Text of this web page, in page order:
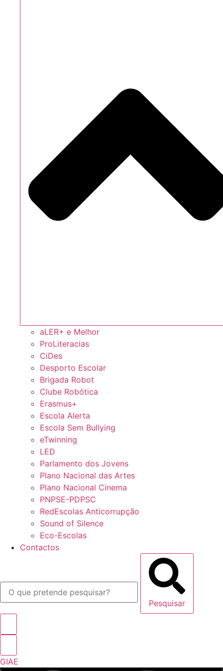
aLER+ e Melhor
ProLiteracias
CiDes
Desporto Escolar
Brigada Robot
Clube Robótica
Erasmus+
Escola Alerta
Escola Sem Bullying
eTwinning
LED
Parlamento dos Jovens
Plano Nacional das Artes
Plano Nacional Cinema
PNPSE-PDPSC
RedEscolas Anticorrupção
Sound of Silence
Eco-Escolas
Contactos
Pesquisar
GIAE